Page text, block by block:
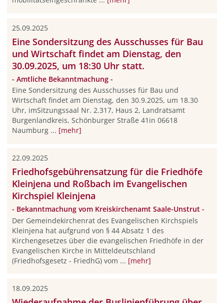
25.09.2025
Eine Sondersitzung des Ausschusses für Bau
und Wirtschaft findet am Dienstag, den
30.09.2025, um 18:30 Uhr statt.
- Amtliche Bekanntmachung -
Eine Sondersitzung des Ausschusses für Bau und
Wirtschaft findet am Dienstag, den 30.9.2025, um 18.30
Uhr, imSitzungssaal Nr. 2.317, Haus 2, Landratsamt
Burgenlandkreis, Schönburger Straße 41in 06618
Naumburg ... [mehr]
22.09.2025
Friedhofsgebührensatzung für die Friedhöfe
Kleinjena und Roßbach im Evangelischen
Kirchspiel Kleinjena
- Bekanntmachung vom Kreiskirchenamt Saale-Unstrut -
Der Gemeindekirchenrat des Evangelischen Kirchspiels
Kleinjena hat aufgrund von § 44 Absatz 1 des
Kirchengesetzes über die evangelischen Friedhöfe in der
Evangelischen Kirche in Mittel­deutschland
(Friedhofsgesetz - FriedhG) vom ... [mehr]
18.09.2025